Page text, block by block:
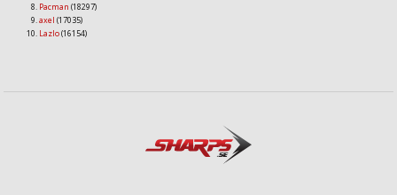
Pacman (18297)
axel (17035)
Lazlo(16154)